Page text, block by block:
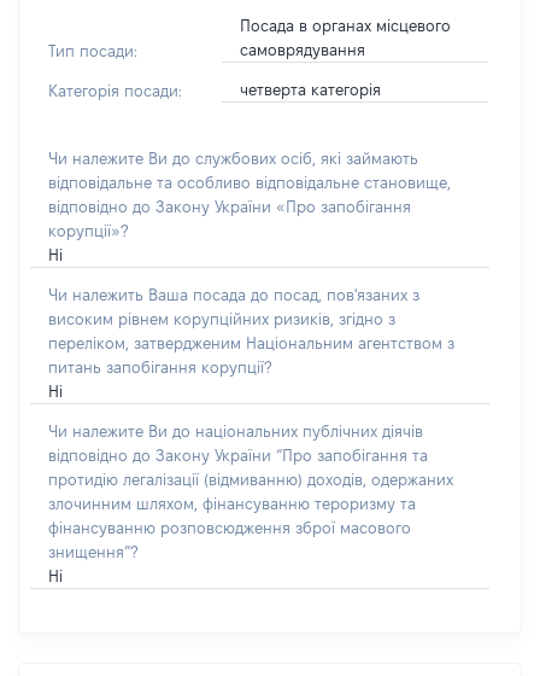
Тип посади:
Посада в органах місцевого
самоврядування
Категорія посади: четверта категорія
Чи належите Ви до службових осіб, які займають
відповідальне та особливо відповідальне становище,
відповідно до Закону України «Про запобігання
корупції»?
Ні
Чи належить Ваша посада до посад, пов'язаних з
високим рівнем корупційних ризиків, згідно з
переліком, затвердженим Національним агентством з
питань запобігання корупції?
Ні
Чи належите Ви до національних публічних діячів
відповідно до Закону України “Про запобігання та
протидію легалізації (відмиванню) доходів, одержаних
злочинним шляхом, фінансуванню тероризму та
фінансуванню розповсюдження зброї масового
знищення”?
Ні